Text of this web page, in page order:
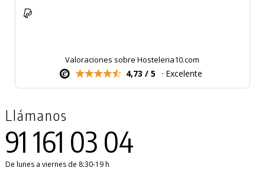
Valoraciones sobre Hosteleria10.com
4,73 / 5 · Excelente
Llámanos
91 161 03 04
De lunes a viernes de 8:30-19 h